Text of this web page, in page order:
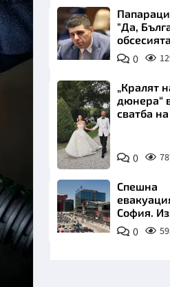
"Да,
Пеевски
0
Снимка:
Инстаграм
„Кралят
дюнера“
сватба
Комо
0
Спешна
София.
хиляди
улицата
0